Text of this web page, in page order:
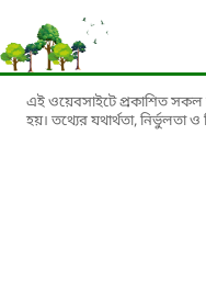
১০০
বাংলাদেশ
হটলাইন
বিদ্যুৎ বিভাগ
এই ওয়েবসাইটে প্রকাশিত সকল
হয়। তথ্যের যথার্থতা, নির্ভুলতা ও